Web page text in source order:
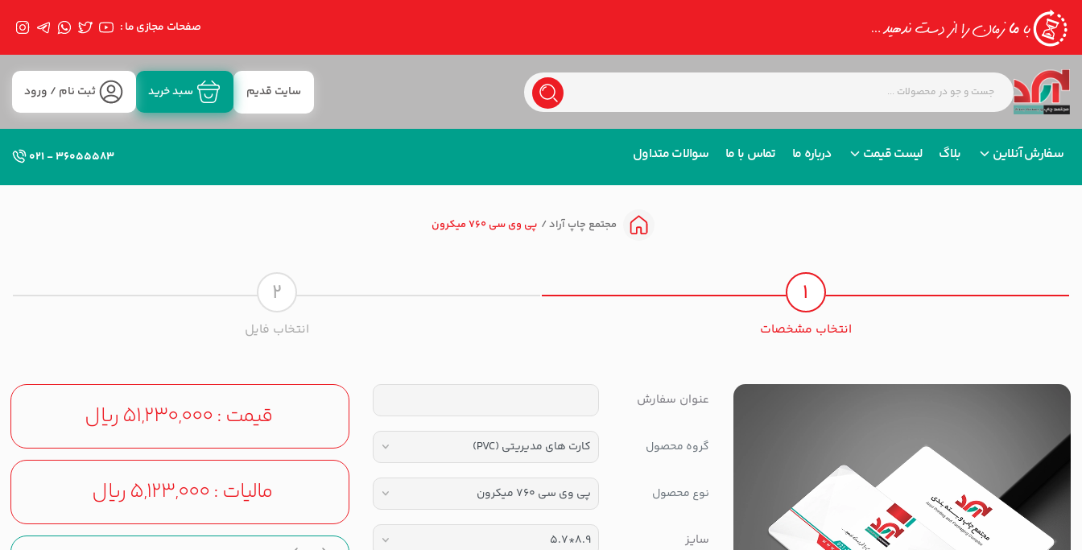
صفحات مجازی ما :
سایت قدیم سبد خرید ثبت نام / ورود
سفارش آنلاین بلاگ لیست قیمت درباره ما تماس با ما سوالات متداول 36055583 - 021
مجتمع چاپ آراد پی وی سی 760 میکرون
1
انتخاب مشخصات
2
انتخاب فایل
عنوان سفارش
گروه محصول
نوع محصول
سایز
قیمت :51,230,000 ریال
مالیات :5,123,000 ریال